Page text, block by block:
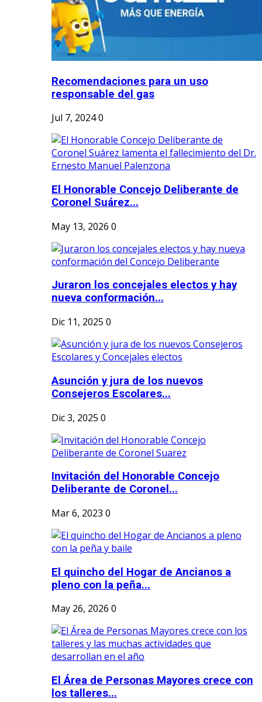
Recomendaciones para un uso
responsable del gas
Jul 7, 20240
El Honorable Concejo Deliberante de
Coronel Suárez...
May 13, 2026 0
Juraron los concejales electos y hay
nueva conformación...
Dic 11, 2025 0
Asunción y jura de los nuevos
Consejeros Escolares...
Dic 3, 2025 0
Invitación del Honorable Concejo
Deliberante de Coronel...
Mar 6, 2023 0
El quincho del Hogar de Ancianos a
pleno con la peña...
May 26, 2026 0
El Área de Personas Mayores crece con
los talleres...